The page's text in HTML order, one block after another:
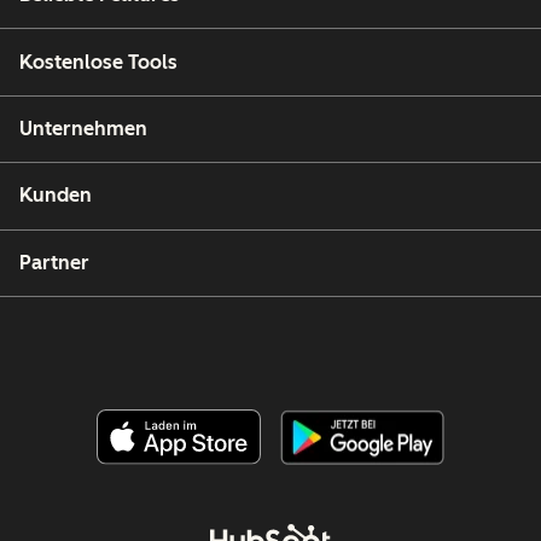
Kostenlose Tools
Unternehmen
Kunden
Partner